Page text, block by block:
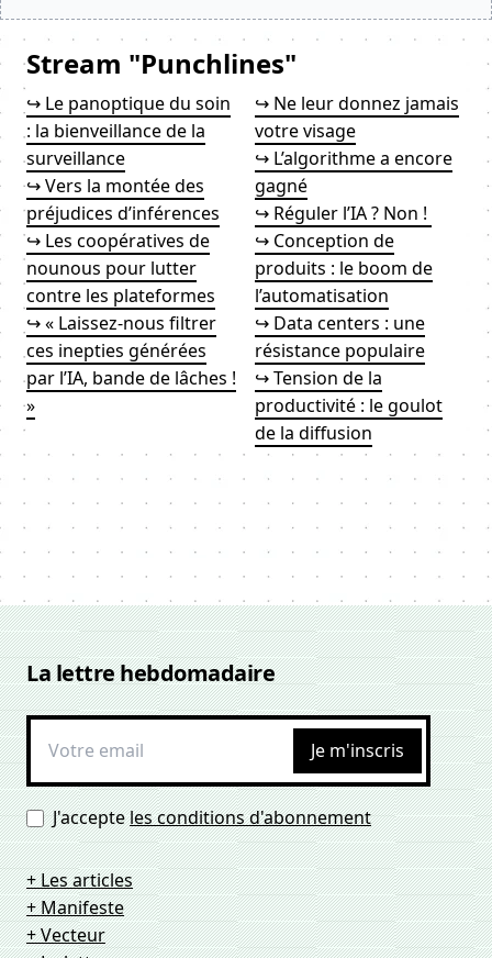
Stream "Punchlines"
↪ Le panoptique du soin
: la bienveillance de la
surveillance
↪ Vers la montée des
préjudices d’inférences
↪ Les coopératives de
nounous pour lutter
contre les plateformes
↪ « Laissez-nous filtrer
ces inepties générées
par l’IA, bande de lâches !
»
↪ Ne leur donnez jamais
votre visage
↪ L’algorithme a encore
gagné
↪ Réguler l’IA ? Non !
↪ Conception de
produits : le boom de
l’automatisation
↪ Data centers : une
résistance populaire
↪ Tension de la
productivité : le goulot
de la diffusion
La lettre hebdomadaire
Je m'inscris
J'accepteles conditions d'abonnement
+ Les articles
+ Manifeste
+ Vecteur